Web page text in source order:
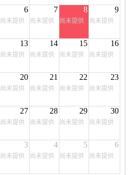
6
尚未提供
7
尚未提供
8
尚未提供
9
尚未提供
13
尚未提供
14
尚未提供
15
尚未提供
16
尚未提供
20
尚未提供
21
尚未提供
22
尚未提供
23
尚未提供
27
尚未提供
28
尚未提供
29
尚未提供
30
尚未提供
3
尚未提供
4
尚未提供
5
尚未提供
6
尚未提供